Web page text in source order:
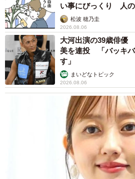
い事にびっくり 人
松波 穂乃圭
2026.08.06
大河出演の39歳俳優
美を連投 「バッキ
す」
まいどなトピック
2026.08.06